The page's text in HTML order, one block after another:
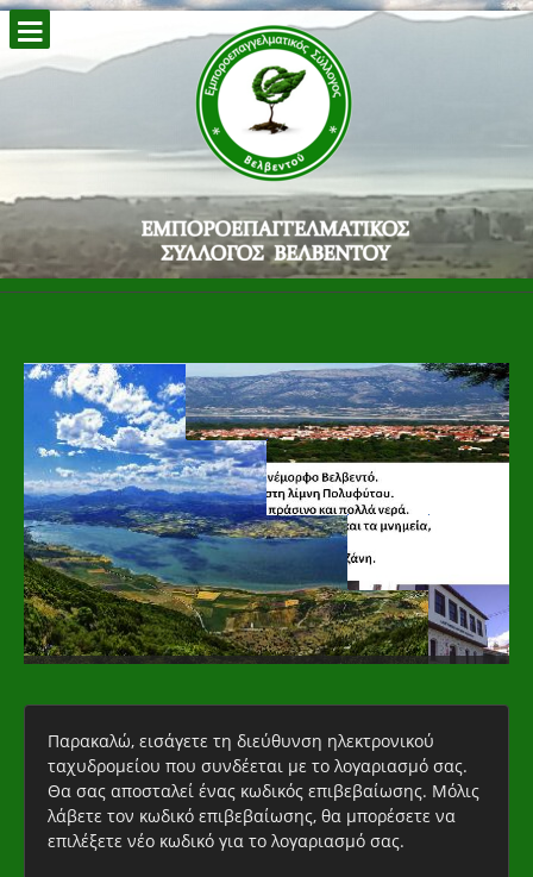
Παρακαλώ, εισάγετε τη διεύθυνση ηλεκτρονικού
ταχυδρομείου που συνδέεται με το λογαριασμό σας.
Θα σας αποσταλεί ένας κωδικός επιβεβαίωσης. Μόλις
λάβετε τον κωδικό επιβεβαίωσης, θα μπορέσετε να
επιλέξετε νέο κωδικό για το λογαριασμό σας.